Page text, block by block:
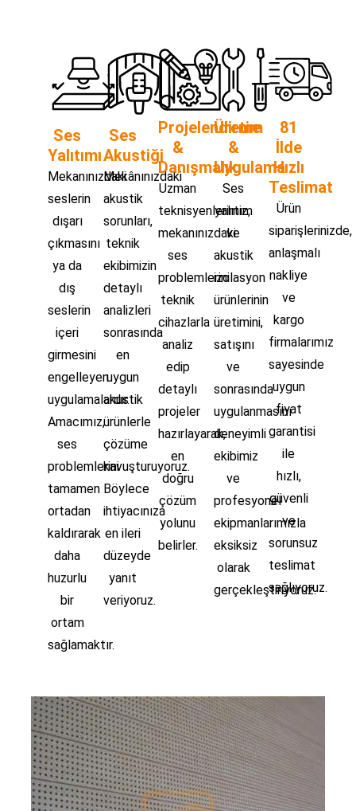
Ses
Yalıtımı
Mekanınızdaki
seslerin
dışarı
çıkmasını
ya da
dış
seslerin
içeri
girmesini
engelleyen
uygulamalardır.
Amacımız,
ses
problemlerini
tamamen
ortadan
kaldırarak
daha
huzurlu
bir
ortam
sağlamaktır.
Ses
Akustiği
Mekânınızdaki
akustik
sorunları,
teknik
ekibimizin
detaylı
analizleri
sonrasında
en
uygun
akustik
ürünlerle
çözüme
kavuşturuyoruz.
Böylece
ihtiyacınıza
en ileri
düzeyde
yanıt
veriyoruz.
Projelendirme
&
Danışmalık
Uzman
teknisyenlerimiz,
mekanınızdaki
ses
problemlerini
teknik
cihazlarla
analiz
edip
detaylı
projeler
hazırlayarak,
en
doğru
çözüm
yolunu
belirler.
Üretim
&
Uygulama
Ses
yalıtım
ve
akustik
izolasyon
ürünlerinin
üretimini,
satışını
ve
sonrasında
uygulanmasını
deneyimli
ekibimiz
ve
profesyonel
ekipmanlarımızla
eksiksiz
olarak
gerçekleştiriyoruz.
81
İlde
Hızlı
Teslimat
Ürün
siparişlerinizde,
anlaşmalı
nakliye
ve
kargo
firmalarımız
sayesinde
uygun
fiyat
garantisi
ile
hızlı,
güvenli
ve
sorunsuz
teslimat
sağlıyoruz.